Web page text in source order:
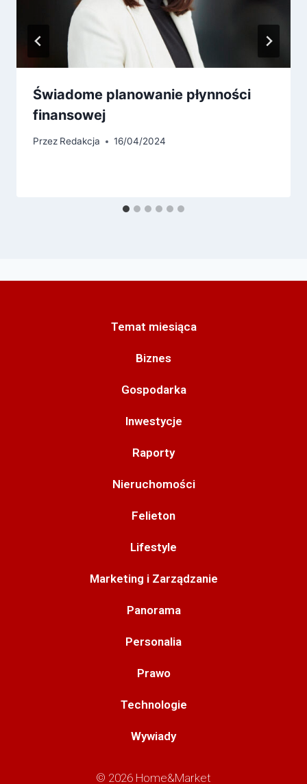
Świadome planowanie płynności
finansowej
Przez Redakcja 16/04/2024
Temat miesiąca
Biznes
Gospodarka
Inwestycje
Raporty
Nieruchomości
Felieton
Lifestyle
Marketing i Zarządzanie
Panorama
Personalia
Prawo
Technologie
Wywiady
© 2026 Home&Market